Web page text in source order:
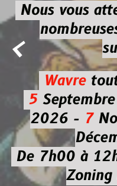

Nous vous
Wavretout
5
2026 -7
De 7h00 à
Zoning